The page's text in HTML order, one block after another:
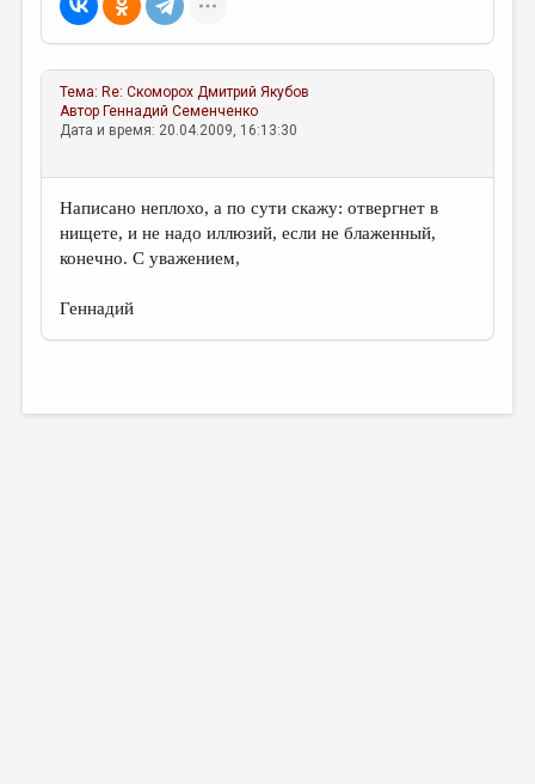
ТРЕДИАКОВСКИЙ
ВКОНТАКТЕ
Тема: Re: Скоморох Дмитрий Якубов
Автор Геннадий Семенченко
Дата и время: 20.04.2009, 16:13:30
Написано неплохо, а по сути скажу: отвергнет в
нищете, и не надо иллюзий, если не блаженный,
конечно. С уважением,
Геннадий